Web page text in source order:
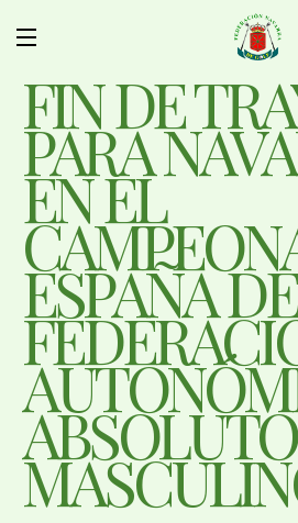
FIN DE
PARA
EN EL
ESPAÑA DE
ABSOLUTO